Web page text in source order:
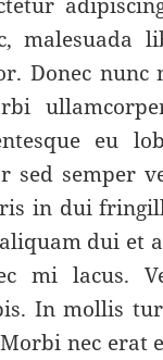
Donec nunc
eu
sed semper
in dui
dui et
mi lacus.
In mollis
nec erat